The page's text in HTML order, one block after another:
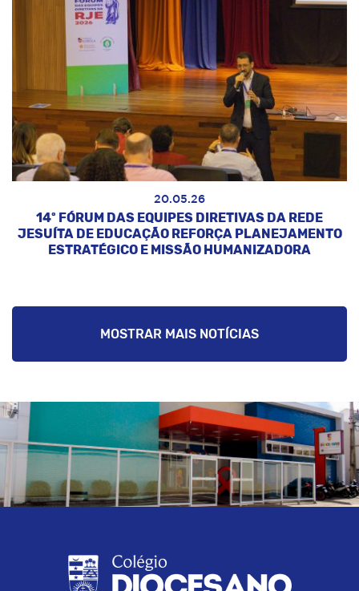
20.05.26
14º FÓRUM DAS EQUIPES DIRETIVAS DA REDE
JESUÍTA DE EDUCAÇÃO REFORÇA PLANEJAMENTO
ESTRATÉGICO E MISSÃO HUMANIZADORA
MOSTRAR MAIS NOTÍCIAS